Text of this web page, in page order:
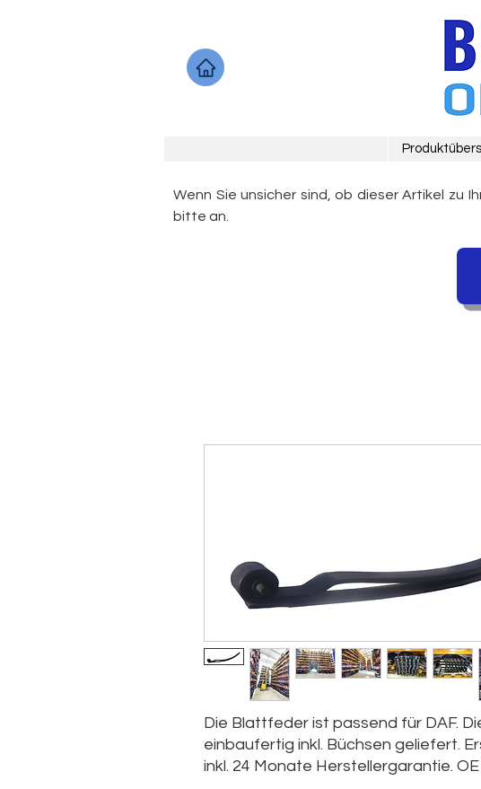
Wenn Sie unsicher sind, ob dieser Artikel zu
bitte an.
Die Blattfeder ist passend für DAF.
einbaufertig inkl. Büchsen geliefert.
inkl. 24 Monate Herstellergarantie.